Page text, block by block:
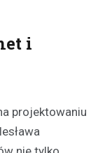
i
projektowaniu